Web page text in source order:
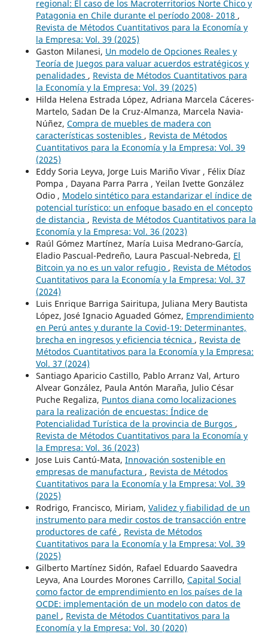
regional: El caso de los Macroterritorios Norte Chico y
Patagonia en Chile durante el período 2008- 2018 ,
Revista de Métodos Cuantitativos para la Economía y
la Empresa: Vol. 39 (2025)
Gaston Milanesi, Un modelo de Opciones Reales y
Teoría de Juegos para valuar acuerdos estratégicos y
penalidades , Revista de Métodos Cuantitativos para
la Economía y la Empresa: Vol. 39 (2025)
Hilda Helena Estrada López, Adriana Marcela Cáceres-
Martelo, Sadan De la Cruz-Almanza, Marcela Navia-
Núñez, Compra de muebles de madera con
características sostenibles , Revista de Métodos
Cuantitativos para la Economía y la Empresa: Vol. 39
(2025)
Eddy Soria Leyva, Jorge Luis Mariño Vivar , Félix Díaz
Pompa , Dayana Parra Parra , Yeilan Ivette González
Odio , Modelo sintético para estandarizar el índice de
potencial turístico: un enfoque basado en el concepto
de distancia , Revista de Métodos Cuantitativos para la
Economía y la Empresa: Vol. 36 (2023)
Raúl Gómez Martínez, María Luisa Medrano-García,
Eladio Pascual-Pedreño, Laura Pascual-Nebreda, El
Bitcoin ya no es un valor refugio , Revista de Métodos
Cuantitativos para la Economía y la Empresa: Vol. 37
(2024)
Luis Enrique Barriga Sairitupa, Juliana Mery Bautista
López, José Ignacio Aguaded Gómez, Emprendimiento
en Perú antes y durante la Covid-19: Determinantes,
brecha en ingresos y eficiencia técnica , Revista de
Métodos Cuantitativos para la Economía y la Empresa:
Vol. 37 (2024)
Santiago Aparicio Castillo, Pablo Arranz Val, Arturo
Alvear González, Paula Antón Maraña, Julio César
Puche Regaliza, Puntos diana como localizaciones
para la realización de encuestas: Índice de
Potencialidad Turística de la provincia de Burgos ,
Revista de Métodos Cuantitativos para la Economía y
la Empresa: Vol. 36 (2023)
Jose Luis Cantú-Mata, Innovación sostenible en
empresas de manufactura , Revista de Métodos
Cuantitativos para la Economía y la Empresa: Vol. 39
(2025)
Rodrigo, Francisco, Miriam, Validez y fiabilidad de un
instrumento para medir costos de transacción entre
productores de café , Revista de Métodos
Cuantitativos para la Economía y la Empresa: Vol. 39
(2025)
Gilberto Martínez Sidón, Rafael Eduardo Saavedra
Leyva, Ana Lourdes Morones Carrillo, Capital Social
como factor de emprendimiento en los países de la
OCDE: implementación de un modelo con datos de
panel , Revista de Métodos Cuantitativos para la
Economía y la Empresa: Vol. 30 (2020)